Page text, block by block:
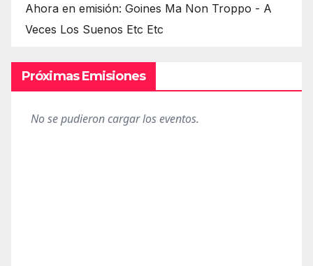
Ahora en emisión: Goines Ma Non Troppo - A
Veces Los Suenos Etc Etc
Próximas Emisiones